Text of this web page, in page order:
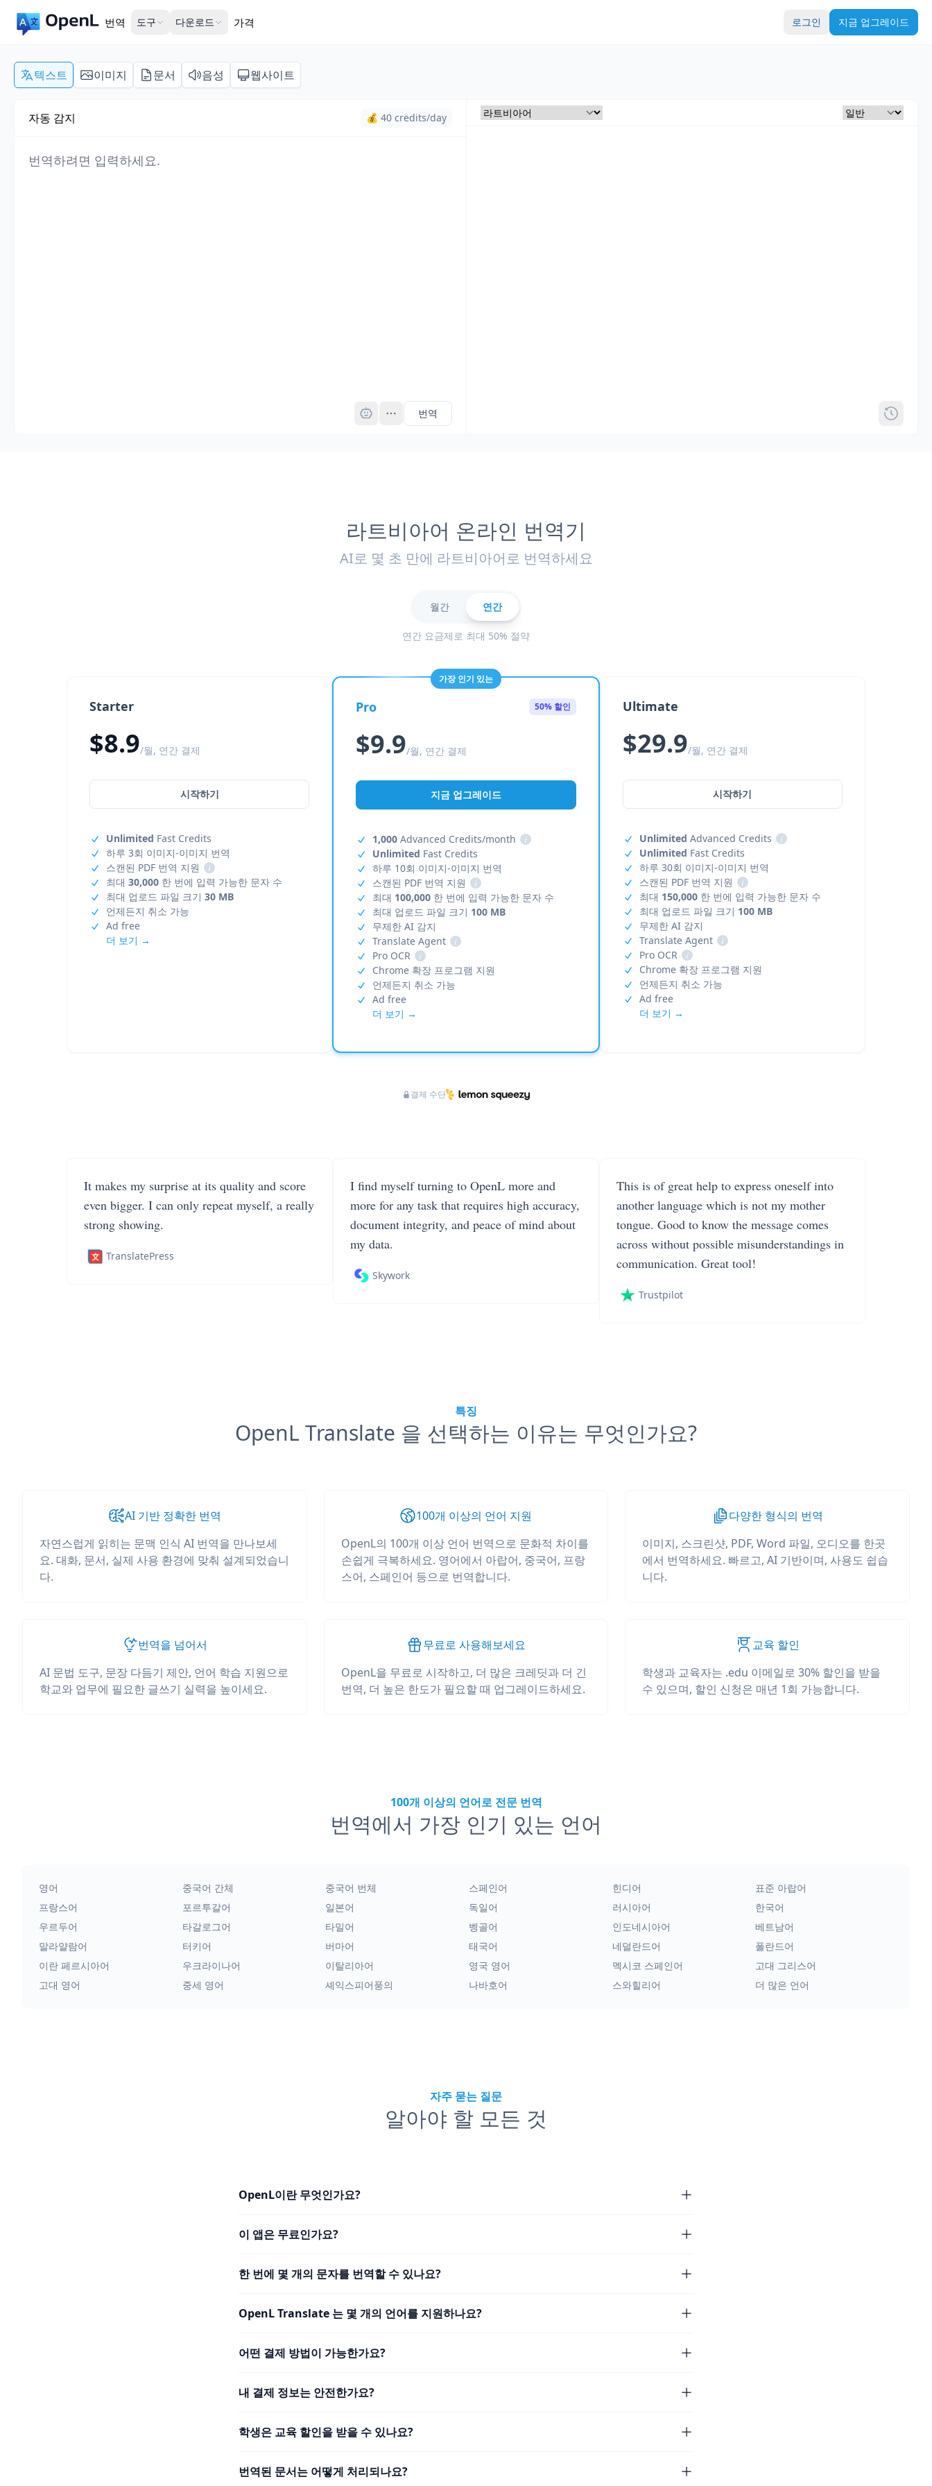
번역 도구 다운로드 가격 로그인 지금 업그레이드
텍스트 이미지 문서 음성 웹사이트
자동 감지 💰 40 credits/day
번역
라트비아어 온라인 번역기
AI로 몇 초 만에 라트비아어로 번역하세요
월간 연간
연간 요금제로 최대 50% 절약
Starter
$8.9/월, 연간 결제
시작하기
Unlimited Fast Credits
하루 3회 이미지-이미지 번역
스캔된 PDF 번역 지원
i
최대 30,000 한 번에 입력 가능한 문자 수
최대 업로드 파일 크기 30 MB
언제든지 취소 가능
Ad free
더 보기 →
가장 인기 있는
Pro 50% 할인
$9.9/월, 연간 결제
지금 업그레이드
1,000 Advanced Credits/month
i
Unlimited Fast Credits
하루 10회 이미지-이미지 번역
스캔된 PDF 번역 지원
i
최대 100,000 한 번에 입력 가능한 문자 수
최대 업로드 파일 크기 100 MB
무제한 AI 감지
Translate Agent
i
Pro OCR
i
Chrome 확장 프로그램 지원
언제든지 취소 가능
Ad free
더 보기 →
Ultimate
$29.9/월, 연간 결제
시작하기
Unlimited Advanced Credits
i
Unlimited Fast Credits
하루 30회 이미지-이미지 번역
스캔된 PDF 번역 지원
i
최대 150,000한 번에 입력 가능한 문자 수
최대 업로드 파일 크기 100 MB
무제한 AI 감지
Translate Agent
i
Pro OCR
i
Chrome 확장 프로그램 지원
언제든지 취소 가능
Ad free
더 보기 →
결제 수단
It makes my surprise at its quality and score
even bigger. I can only repeat myself, a really
strong showing.
TranslatePress
I find myself turning to OpenL more and
more for any task that requires high accuracy,
document integrity, and peace of mind about
my data.
Skywork
This is of great help to express oneself into
another language which is not my mother
tongue. Good to know the message comes
across without possible misunderstandings in
communication. Great tool!
Trustpilot
특징
OpenL Translate 을 선택하는 이유는 무엇인가요?
AI 기반 정확한 번역
자연스럽게 읽히는 문맥 인식 AI 번역을 만나보세
요. 대화, 문서, 실제 사용 환경에 맞춰 설계되었습니
다.
100개 이상의 언어 지원
OpenL의 100개 이상 언어 번역으로 문화적 차이를
손쉽게 극복하세요. 영어에서 아랍어, 중국어, 프랑
스어, 스페인어 등으로 번역합니다.
다양한 형식의 번역
이미지, 스크린샷, PDF, Word 파일, 오디오를 한곳
에서 번역하세요. 빠르고, AI 기반이며, 사용도 쉽습
니다.
번역을 넘어서
AI 문법 도구, 문장 다듬기 제안, 언어 학습 지원으로
학교와 업무에 필요한 글쓰기 실력을 높이세요.
무료로 사용해보세요
OpenL을 무료로 시작하고, 더 많은 크레딧과 더 긴
번역, 더 높은 한도가 필요할 때 업그레이드하세요.
교육 할인
학생과 교육자는 .edu 이메일로 30% 할인을 받을
수 있으며, 할인 신청은 매년 1회 가능합니다.
100개 이상의 언어로 전문 번역
번역에서 가장 인기 있는 언어
영어 중국어 간체 중국어 번체 스페인어 힌디어
표준 아랍어
프랑스어
포르투갈어 일본어 독일어 러시아어
한국어
우르두어
타갈로그어 타밀어 벵골어 인도네시아어
베트남어
말라얄람어
터키어 버마어 태국어 네덜란드어
폴란드어
이란 페르시아어
우크라이나어 이탈리아어 영국 영어 멕시코 스페인어
고대 그리스어
고대 영어
중세 영어 셰익스피어풍의 나바호어 스와힐리어 더 많은 언어
자주 묻는 질문
알아야 할 모든 것
OpenL이란 무엇인가요?
이 앱은 무료인가요?
한 번에 몇 개의 문자를 번역할 수 있나요?
OpenL Translate 는 몇 개의 언어를 지원하나요?
어떤 결제 방법이 가능한가요?
내 결제 정보는 안전한가요?
학생은 교육 할인을 받을 수 있나요?
번역된 문서는 어떻게 처리되나요?